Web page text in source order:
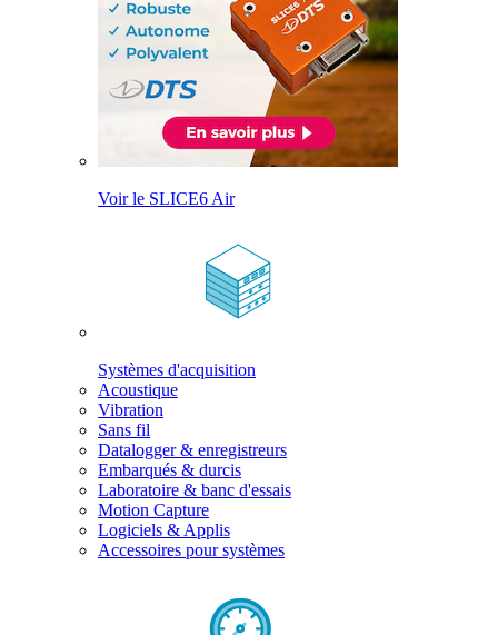
Voir le SLICE6 Air
Systèmes d'acquisition
Acoustique
Vibration
Sans fil
Datalogger & enregistreurs
Embarqués & durcis
Laboratoire & banc d'essais
Motion Capture
Logiciels & Applis
Accessoires pour systèmes